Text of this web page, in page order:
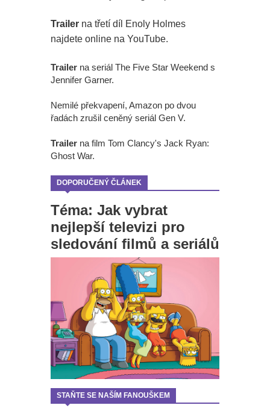
Trailer na třetí díl Enoly Holmes
najdete online na YouTube.
Trailer na seriál The Five Star Weekend s
Jennifer Garner.
Nemilé překvapení, Amazon po dvou
řadách zrušil ceněný seriál Gen V.
Trailer na film Tom Clancy's Jack Ryan:
Ghost War.
DOPORUČENÝ ČLÁNEK
Téma: Jak vybrat
nejlepší televizi pro
sledování filmů a seriálů
STAŇTE SE NAŠÍM FANOUŠKEM